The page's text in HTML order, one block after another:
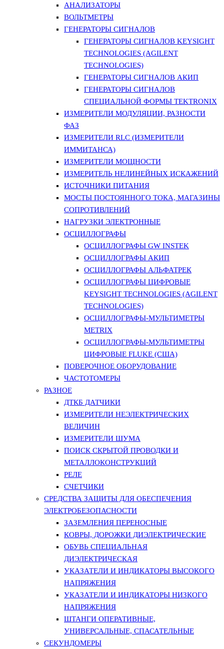
АНАЛИЗАТОРЫ
ВОЛЬТМЕТРЫ
ГЕНЕРАТОРЫ СИГНАЛОВ
ГЕНЕРАТОРЫ СИГНАЛОВ KEYSIGHT
TECHNOLOGIES (AGILENT
TECHNOLOGIES)
ГЕНЕРАТОРЫ СИГНАЛОВ АКИП
ГЕНЕРАТОРЫ СИГНАЛОВ
СПЕЦИАЛЬНОЙ ФОРМЫ TEKTRONIX
ИЗМЕРИТЕЛИ МОДУЛЯЦИИ, РАЗНОСТИ
ФАЗ
ИЗМЕРИТЕЛИ RLC (ИЗМЕРИТЕЛИ
ИММИТАНСА)
ИЗМЕРИТЕЛИ МОЩНОСТИ
ИЗМЕРИТЕЛЬ НЕЛИНЕЙНЫХ ИСКАЖЕНИЙ
ИСТОЧНИКИ ПИТАНИЯ
МОСТЫ ПОСТОЯННОГО ТОКА, МАГАЗИНЫ
СОПРОТИВЛЕНИЙ
НАГРУЗКИ ЭЛЕКТРОННЫЕ
ОСЦИЛЛОГРАФЫ
ОСЦИЛЛОГРАФЫ GW INSTEK
ОСЦИЛЛОГРАФЫ АКИП
ОСЦИЛЛОГРАФЫ АЛЬФАТРЕК
ОСЦИЛЛОГРАФЫ ЦИФРОВЫЕ
KEYSIGHT TECHNOLOGIES (AGILENT
TECHNOLOGIES)
ОСЦИЛЛОГРАФЫ-МУЛЬТИМЕТРЫ
METRIX
ОСЦИЛЛОГРАФЫ-МУЛЬТИМЕТРЫ
ЦИФРОВЫЕ FLUKE (США)
ПОВЕРОЧНОЕ ОБОРУДОВАНИЕ
ЧАСТОТОМЕРЫ
РАЗНОЕ
ДТКБ ДАТЧИКИ
ИЗМЕРИТЕЛИ НЕЭЛЕКТРИЧЕСКИХ
ВЕЛИЧИН
ИЗМЕРИТЕЛИ ШУМА
ПОИСК СКРЫТОЙ ПРОВОДКИ И
МЕТАЛЛОКОНСТРУКЦИЙ
РЕЛЕ
СЧЕТЧИКИ
СРЕДСТВА ЗАЩИТЫ ДЛЯ ОБЕСПЕЧЕНИЯ
ЭЛЕКТРОБЕЗОПАСНОСТИ
ЗАЗЕМЛЕНИЯ ПЕРЕНОСНЫЕ
КОВРЫ, ДОРОЖКИ ДИЭЛЕКТРИЧЕСКИЕ
ОБУВЬ СПЕЦИАЛЬНАЯ
ДИЭЛЕКТРИЧЕСКАЯ
УКАЗАТЕЛИ И ИНДИКАТОРЫ ВЫСОКОГО
НАПРЯЖЕНИЯ
УКАЗАТЕЛИ И ИНДИКАТОРЫ НИЗКОГО
НАПРЯЖЕНИЯ
ШТАНГИ ОПЕРАТИВНЫЕ,
УНИВЕРСАЛЬНЫЕ, СПАСАТЕЛЬНЫЕ
СЕКУНДОМЕРЫ